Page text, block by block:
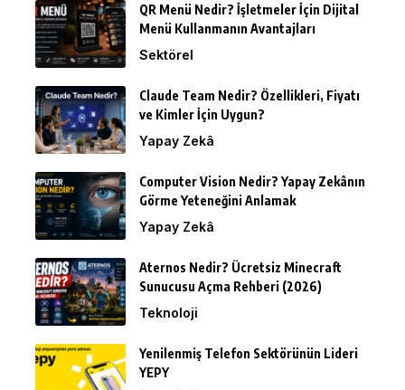
QR Menü Nedir? İşletmeler İçin Dijital
Menü Kullanmanın Avantajları
Sektörel
Claude Team Nedir? Özellikleri, Fiyatı
ve Kimler İçin Uygun?
Yapay Zekâ
Computer Vision Nedir? Yapay Zekânın
Görme Yeteneğini Anlamak
Yapay Zekâ
Aternos Nedir? Ücretsiz Minecraft
Sunucusu Açma Rehberi (2026)
Teknoloji
Yenilenmiş Telefon Sektörünün Lideri
YEPY